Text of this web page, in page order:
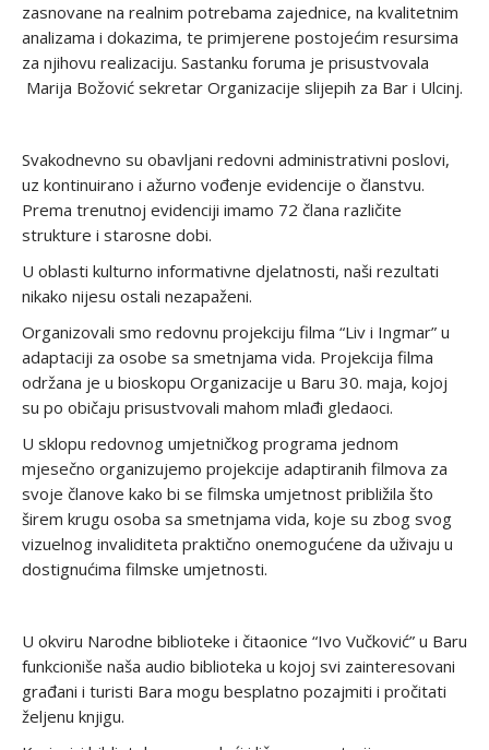
zasnovane na realnim potrebama zajednice, na kvalitetnim
analizama i dokazima, te primjerene postojećim resursima
za njihovu realizaciju. Sastanku foruma je prisustvovala
Marija Božović sekretar Organizacije slijepih za Bar i Ulcinj.
Svakodnevno su obavljani redovni administrativni poslovi,
uz kontinuirano i ažurno vođenje evidencije o članstvu.
Prema trenutnoj evidenciji imamo 72 člana različite
strukture i starosne dobi.
U oblasti kulturno informativne djelatnosti, naši rezultati
nikako nijesu ostali nezapaženi.
Organizovali smo redovnu projekciju filma “Liv i Ingmar” u
adaptaciji za osobe sa smetnjama vida. Projekcija filma
održana je u bioskopu Organizacije u Baru 30. maja, kojoj
su po običaju prisustvovali mahom mlađi gledaoci.
U sklopu redovnog umjetničkog programa jednom
mjesečno organizujemo projekcije adaptiranih filmova za
svoje članove kako bi se filmska umjetnost približila što
širem krugu osoba sa smetnjama vida, koje su zbog svog
vizuelnog invaliditeta praktično onemogućene da uživaju u
dostignućima filmske umjetnosti.
U okviru Narodne biblioteke i čitaonice “Ivo Vučković” u Baru
funkcioniše naša audio biblioteka u kojoj svi zainteresovani
građani i turisti Bara mogu besplatno pozajmiti i pročitati
željenu knjigu.